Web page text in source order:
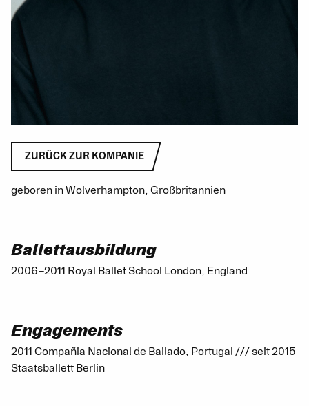
ZURÜCK ZUR KOMPANIE
geboren in Wolverhampton, Großbritannien
Ballettausbildung
2006–2011 Royal Ballet School London, England
Engagements
2011 Compañia Nacional de Bailado, Portugal /// seit 2015
Staatsballett Berlin